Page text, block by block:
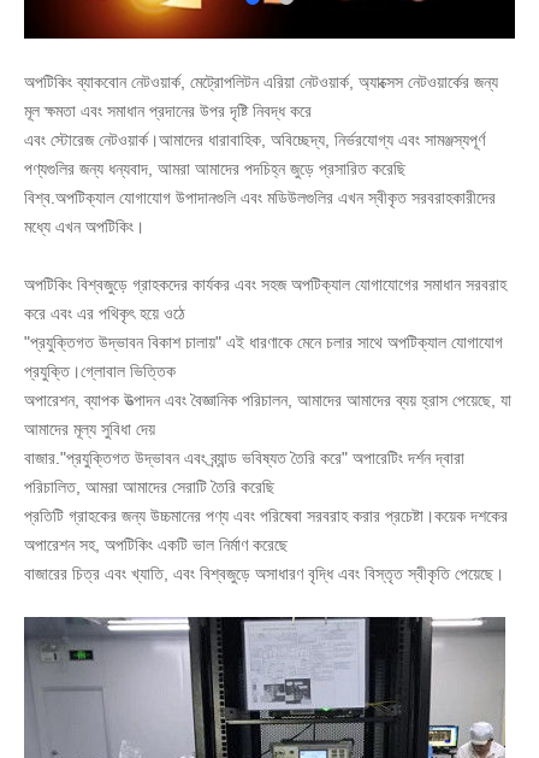
অপটিকিং ব্যাকবোন নেটওয়ার্ক, মেট্রোপলিটন এরিয়া নেটওয়ার্ক, অ্যাক্সেস নেটওয়ার্কের জন্য
মূল ক্ষমতা এবং সমাধান প্রদানের উপর দৃষ্টি নিবদ্ধ করে
এবং স্টোরেজ নেটওয়ার্ক।আমাদের ধারাবাহিক, অবিচ্ছেদ্য, নির্ভরযোগ্য এবং সামঞ্জস্যপূর্ণ
পণ্যগুলির জন্য ধন্যবাদ, আমরা আমাদের পদচিহ্ন জুড়ে প্রসারিত করেছি
বিশ্ব.অপটিক্যাল যোগাযোগ উপাদানগুলি এবং মডিউলগুলির এখন স্বীকৃত সরবরাহকারীদের
মধ্যে এখন অপটিকিং।
অপটিকিং বিশ্বজুড়ে গ্রাহকদের কার্যকর এবং সহজ অপটিক্যাল যোগাযোগের সমাধান সরবরাহ
করে এবং এর পথিকৃৎ হয়ে ওঠে
"প্রযুক্তিগত উদ্ভাবন বিকাশ চালায়" এই ধারণাকে মেনে চলার সাথে অপটিক্যাল যোগাযোগ
প্রযুক্তি।গ্লোবাল ভিত্তিক
অপারেশন, ব্যাপক উত্পাদন এবং বৈজ্ঞানিক পরিচালন, আমাদের আমাদের ব্যয় হ্রাস পেয়েছে, যা
আমাদের মূল্য সুবিধা দেয়
বাজার."প্রযুক্তিগত উদ্ভাবন এবং ব্র্যান্ড ভবিষ্যত তৈরি করে" অপারেটিং দর্শন দ্বারা
পরিচালিত, আমরা আমাদের সেরাটি তৈরি করেছি
প্রতিটি গ্রাহকের জন্য উচ্চমানের পণ্য এবং পরিষেবা সরবরাহ করার প্রচেষ্টা।কয়েক দশকের
অপারেশন সহ, অপটিকিং একটি ভাল নির্মাণ করেছে
বাজারের চিত্র এবং খ্যাতি, এবং বিশ্বজুড়ে অসাধারণ বৃদ্ধি এবং বিস্তৃত স্বীকৃতি পেয়েছে।